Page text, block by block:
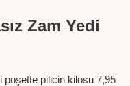
Zam Yedi
poşette pilicin kilosu 7,95